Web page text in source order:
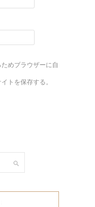
めブラウザーに自
トを保存する。